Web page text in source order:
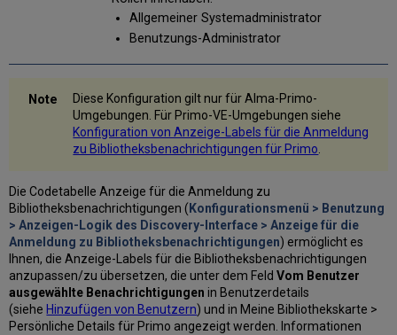
Allgemeiner Systemadministrator
Benutzungs-Administrator
Diese Konfiguration gilt nur für Alma-Primo-
Umgebungen. Für Primo-VE-Umgebungen siehe
Konfiguration von Anzeige-Labels für die Anmeldung
zu Bibliotheksbenachrichtigungen für Primo.
Die Codetabelle Anzeige für die Anmeldung zu
Bibliotheksbenachrichtigungen ( Konfigurationsmenü > Benutzung
> Anzeigen-Logik des Discovery-Interface >Anzeige für die
Anmeldung zu Bibliotheksbenachrichtigungen) ermöglicht es
Ihnen, die Anzeige-Labels für die Bibliotheksbenachrichtigungen
anzupassen/zu übersetzen, die unter dem FeldVom Benutzer
ausgewählte Benachrichtigungen in Benutzerdetails
(siehe Hinzufügen von Benutzern) und in Meine Bibliothekskarte >
Persönliche Details für Primo angezeigt werden. Informationen